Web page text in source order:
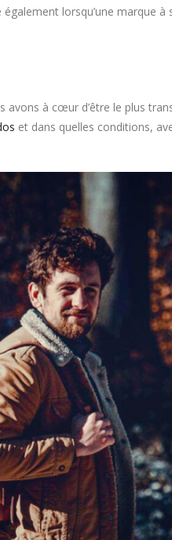
lorsqu’une marque
à cœur d’être le plus
et dans quelles conditions,